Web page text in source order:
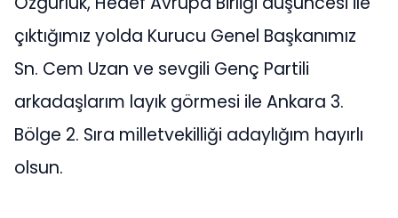
çıktığımız yolda Kurucu Genel Başkanımız
Sn. Cem Uzan ve sevgili Genç Partili
arkadaşlarım layık görmesi ile Ankara 3.
Bölge 2. Sıra milletvekilliği adaylığım hayırlı
olsun.